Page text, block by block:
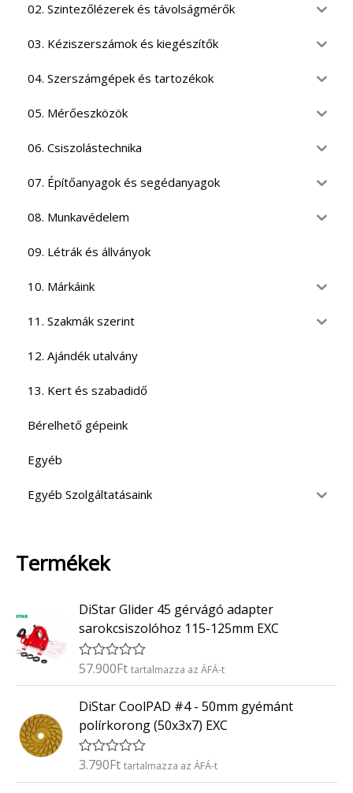
02. Szintezőlézerek és távolságmérők
03. Kéziszerszámok és kiegészítők
04. Szerszámgépek és tartozékok
05. Mérőeszközök
06. Csiszolástechnika
07. Építőanyagok és segédanyagok
08. Munkavédelem
09. Létrák és állványok
10. Márkáink
11. Szakmák szerint
12. Ajándék utalvány
13. Kert és szabadidő
Bérelhető gépeink
Egyéb
Egyéb Szolgáltatásaink
Termékek
DiStar Glider 45 gérvágó adapter
sarokcsiszolóhoz 115-125mm EXC
É
é
e
l
s
:
57.900Ft tartalmazza az ÁFÁ-t
DiStar CoolPAD #4 - 50mm gyémánt
polírkorong (50x3x7) EXC
É
3.790Ft tartalmazza az ÁFÁ-t